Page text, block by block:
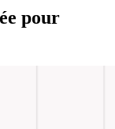
pour